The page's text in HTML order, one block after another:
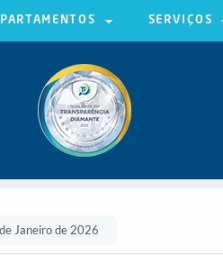
SERVIÇOS
Janeiro de 2026